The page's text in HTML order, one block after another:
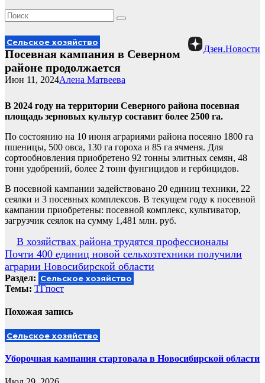
Дзен.Новости
Сельское хозяйство
Посевная кампания в Северном
районе продолжается
Алена Матвеева
Июн 11, 2024
В 2024 году на территории Северного района посевная
площадь зерновых культур составит более 2500 га.
По состоянию на 10 июня аграриями района посеяно 1800 га
пшеницы, 500 овса, 130 га гороха и 85 га ячменя. Для
сортообновления приобретено 92 тонны элитных семян, 48
тонн удобрений, более 2 тонн фунгицидов и гербицидов.
В посевной кампании задействовано 20 единиц техники, 22
сеялки и 3 посевных комплексов. В текущем году к посевной
кампании приобретены: посевной комплекс, культиватор,
загрузчик сеялок на сумму 1,481 млн. руб.
Навигация
по
записям
В хозяйствах района трудятся профессионалы
Почти 400 единиц новой сельхозтехники получили
аграрии Новосибирской области
Раздел: Сельское хозяйство
Темы: ТГпост
Похожая запись
Сельское хозяйство
Уборочная кампания стартовала в Новосибирской области